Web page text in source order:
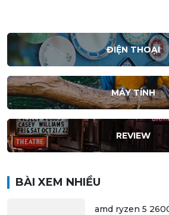
ĐIỆN THOẠI
MÁY TÍNH
REVIEW
BÀI XEM NHIỀU
amd ryzen 5